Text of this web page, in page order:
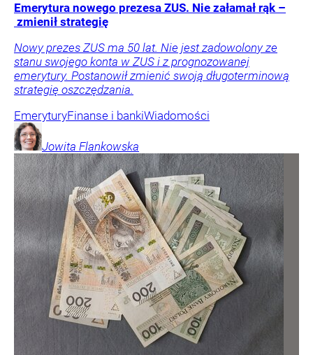
Emerytura nowego prezesa ZUS. Nie załamał rąk –
zmienił strategię
Nowy prezes ZUS ma 50 lat. Nie jest zadowolony ze
stanu swojego konta w ZUS i z prognozowanej
emerytury. Postanowił zmienić swoją długoterminową
strategię oszczędzania.
EmeryturyFinanse i bankiWiadomości
Jowita Flankowska